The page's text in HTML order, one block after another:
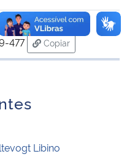
477
Copiar
para área de
Libino